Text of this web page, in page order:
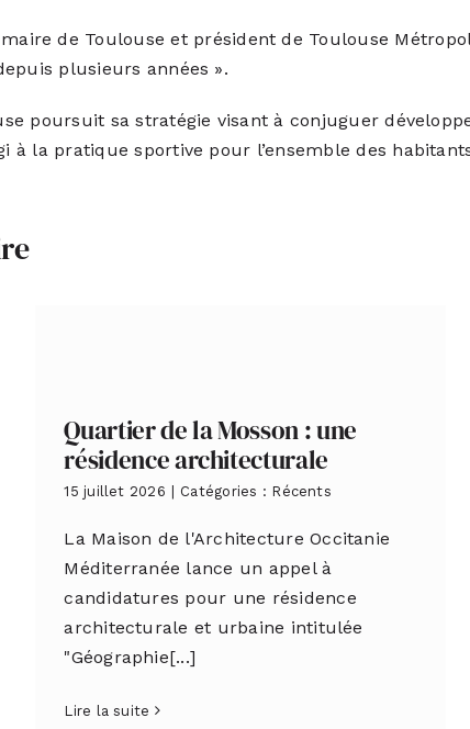
de Toulouse et président de Toulouse
plusieurs années ».
poursuit sa stratégie visant à conjuguer
la pratique sportive pour l’ensemble des
Quartier de la Mosson : une
résidence architecturale
15 juillet 2026 Catégories : Récents
La Maison de l'Architecture Occitanie
Méditerranée lance un appel à
candidatures pour une résidence
architecturale et urbaine intitulée
"Géographie[...]
Lire la suite